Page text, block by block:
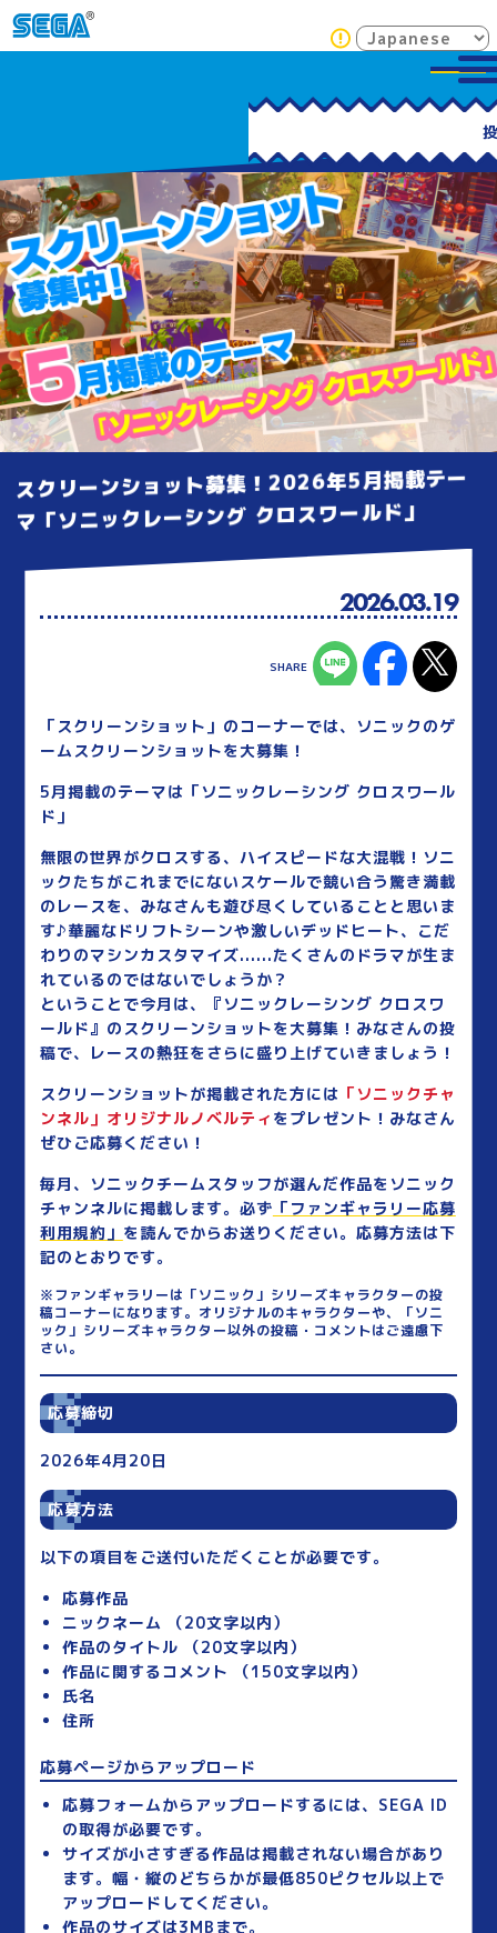
スクリーンショット募集！2026年5月掲載テー
マ「ソニックレーシング クロスワールド」
2026.03.19
「スクリーンショット」のコーナーでは、ソニックのゲ
ームスクリーンショットを大募集！
5月掲載のテーマは「ソニックレーシング クロスワール
ド」
無限の世界がクロスする、ハイスピードな大混戦！ソニ
ックたちがこれまでにないスケールで競い合う驚き満載
のレースを、みなさんも遊び尽くしていることと思いま
す♪華麗なドリフトシーンや激しいデッドヒート、こだ
わりのマシンカスタマイズ......たくさんのドラマが生ま
れているのではないでしょうか？
ということで今月は、『ソニックレーシング クロスワ
ールド』のスクリーンショットを大募集！みなさんの投
稿で、レースの熱狂をさらに盛り上げていきましょう！
スクリーンショットが掲載された方には 「ソニックチャ
ンネル」オリジナルノベルティ をプレゼント！みなさん
ぜひご応募ください！
毎月、ソニックチームスタッフが選んだ作品をソニック
チャンネルに掲載します。必ず 「ファンギャラリー応募
利用規約」 を読んでからお送りください。応募方法は下
記のとおりです。
※ファンギャラリーは「ソニック」シリーズキャラクターの投
稿コーナーになります。オリジナルのキャラクターや、「ソニ
ック」シリーズキャラクター以外の投稿・コメントはご遠慮下
さい。
応募締切
2026年4月20日
応募方法
以下の項目をご送付いただくことが必要です。
応募作品
ニックネーム （20文字以内）
作品のタイトル （20文字以内）
作品に関するコメント （150文字以内）
氏名
住所
応募ページからアップロード
応募フォームからアップロードするには、SEGA ID
の取得が必要です。
サイズが小さすぎる作品は掲載されない場合があり
ます。幅・縦のどちらかが最低850ピクセル以上で
アップロードしてください。
作品のサイズは3MBまで。